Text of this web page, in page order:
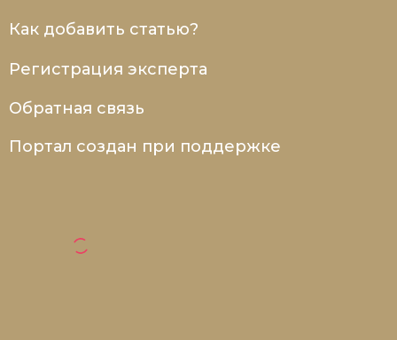
Как добавить статью?
Регистрация эксперта
Обратная связь
Портал создан при поддержке